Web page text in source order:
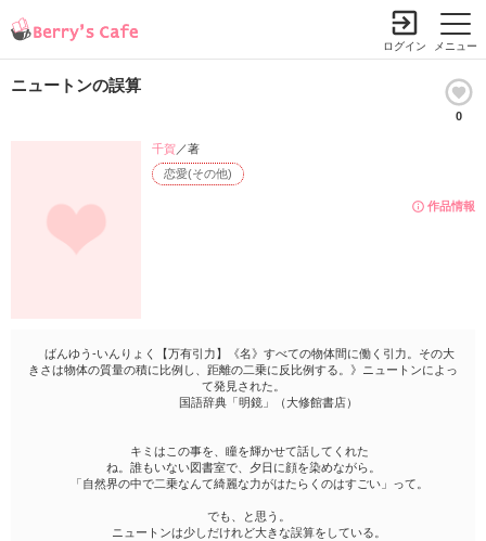
メニュー
ログイン
ニュートンの誤算
0
作品情報
恋愛(その他)
千賀／著
ばんゆう-いんりょく【万有引力】《名》すべての物体間に働く引力。その大
きさは物体の質量の積に比例し、距離の二乗に反比例する。》ニュートンによっ
て発見された。
国語辞典「明鏡」（大修館書店）
キミはこの事を、瞳を輝かせて話してくれた
ね。誰もいない図書室で、夕日に顔を染めながら。
「自然界の中で二乗なんて綺麗な力がはたらくのはすごい」って。
でも、と思う。
ニュートンは少しだけれど大きな誤算をしている。